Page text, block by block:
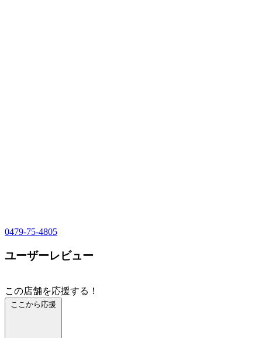
0479-75-4805
ユーザーレビュー
この店舗を応援する！
ここから応援